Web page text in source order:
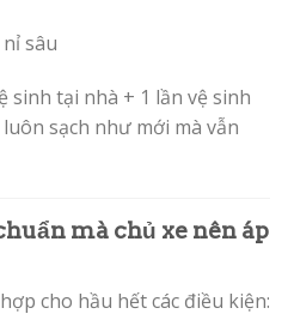
sâu
sinh tại nhà + 1 lần vệ sinh
sạch như mới mà vẫn
mà chủ xe nên áp
cho hầu hết các điều kiện: